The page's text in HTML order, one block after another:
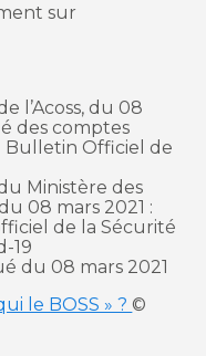
sur
l’Acoss, du 08
des comptes
Bulletin Officiel de
Ministère des
08 mars 2021 :
de la Sécurité
19
du 08 mars 2021
le BOSS » ? ©